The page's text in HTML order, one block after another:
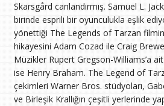
Skarsgård canlandırmış. Samuel L.
birinde esprili bir oyunculukla eşlik
yönettiği The Legends of Tarzan
hikayesini Adam Cozad ile Craig
Müzikler Rupert Gregson-Williams’a
ise Henry Braham. The Legend of
çekimleri Warner Bros. stüdyoları,
ve Birleşik Krallığın çeşitli yerlerinde